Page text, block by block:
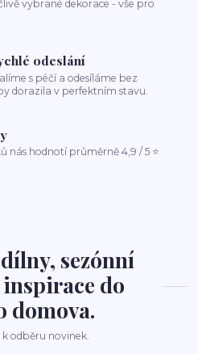
vybrané dekorace - vše pro
odeslání
s péčí a odesíláme bez
dorazila v perfektním stavu.
nás hodnotí průměrně 4,9 / 5 ⭐
sezónní
inspirace do
domova.
k odběru novinek.